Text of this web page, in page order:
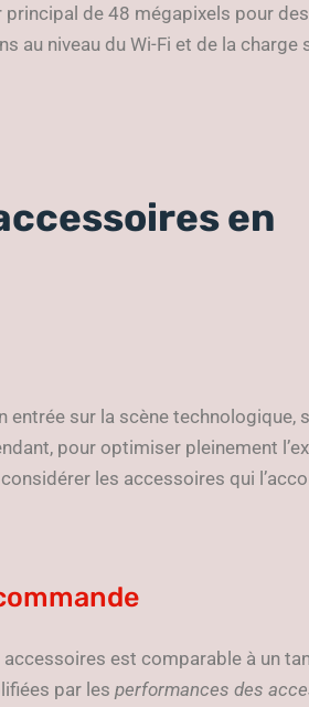
de 48 mégapixels pour
au niveau du Wi-Fi et de la charge
en
entrée sur la scène technologique,
pour optimiser pleinement
les accessoires qui
est comparable à un
par les performances des